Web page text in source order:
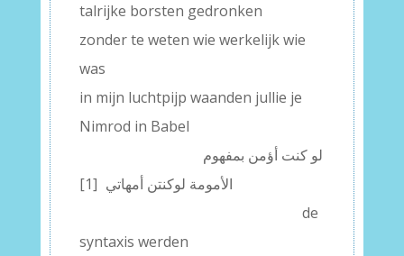
talrijke borsten gedronken
zonder te weten wie werkelijk wie
was
in mijn luchtpijp waanden jullie je
Nimrod in Babel
لو كنت أؤمن بمفهوم
الأمومة لوكنتن أمهاتي [1]
de
syntaxis werden